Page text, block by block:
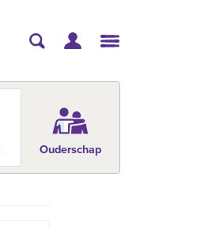
Ouderschap